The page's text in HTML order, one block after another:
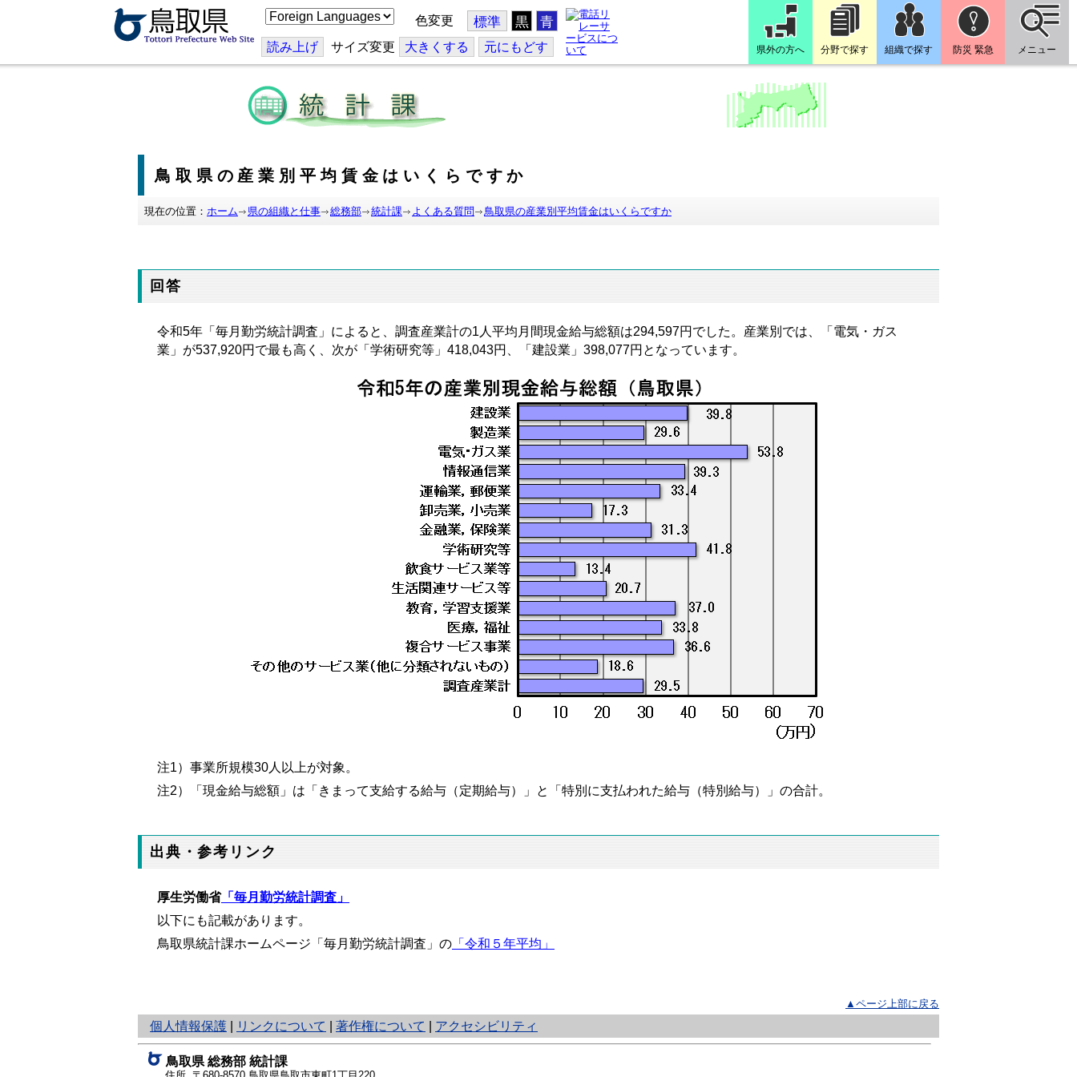
こ
の
ジ
を
訳
す
る
色変更 標準 黒 青
読み上げ サイズ変更 大きくする 元にもどす 県外の方へ 分野で探す 組織で探す 防災 緊急 メニュー
鳥取県の産業別平均賃金はいくらですか
現在の位置： ホーム 県の組織と仕事 総務部 統計課 よくある質問 鳥取県の産業別平均賃金はいくらですか
回答
令和5年「毎月勤労統計調査」によると、調査産業計の1 人平均月間現金給与総額は294,597円でした。産業別では、「電気・ガス
業」が537,920円で最も高く、次が「学術研究等」 418,043円、「建設業」 398,077円となっています。
注1）事業所規模30人以上が対象。
注2）「現金給与総額」は「きまって支給する給与（定期給与）」と「特別に支払われた給与（特別給与）」の合計。
出典・参考リンク
厚生労働省「毎月勤労統計調査」
以下にも記載があります。
鳥取県統計課ホームページ「毎月勤労統計調査」の 「令和５年平均」
▲ページ上部に戻る
個人情報保護
と
り
ネ
ッ
リンクについて 著作権について アクセシビリティ
鳥取県 総務部 統計課